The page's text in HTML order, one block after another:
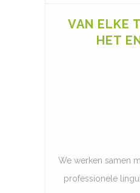
VAN ELKE
HET
We werken samen
professionele